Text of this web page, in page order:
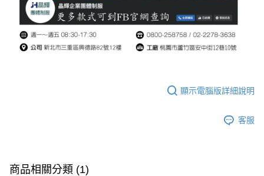
顯示電腦版詳細說明
客服
商品相關分類 (1)